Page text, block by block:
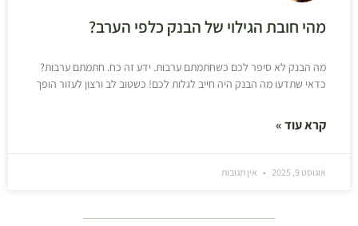
מהי חובת הגילוי של הבנק כלפי הערב?
מה הבנק לא סיפר לכם כשחתמתם ערבות. ידע זה כח. חתמתם ערבות?
כדאי שתדעו מה הבנק היה חייב לגלות לכם! כשטוב לב ורצון לעזור הופך
קרא עוד »
אוגוסט 9, 2025 אין תגובות